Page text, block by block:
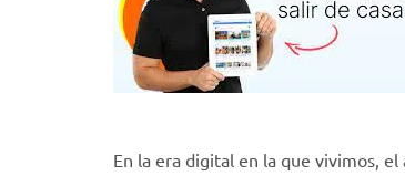
En la era digital en la que vivimos,